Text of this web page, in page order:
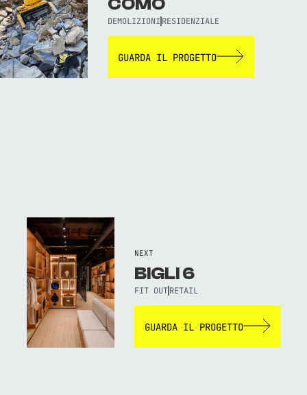
COMO
DEMOLIZIONI RESIDENZIALE
GUARDA IL PROGETTO
NEXT
BIGLI 6
FIT OUT RETAIL
GUARDA IL PROGETTO